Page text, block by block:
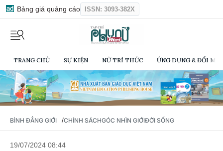
Bảng giá quảng cáo ISSN: 3093-382X
TRANG CHỦ SỰ KIỆN NỮ TRÍ THỨC ỨNG DỤNG & ĐỔI
BÌNH ĐẲNG GIỚI /CHÍNH SÁCHGÓC NHÌN GIỚIĐỜI SỐNG
19/07/2024 08:44